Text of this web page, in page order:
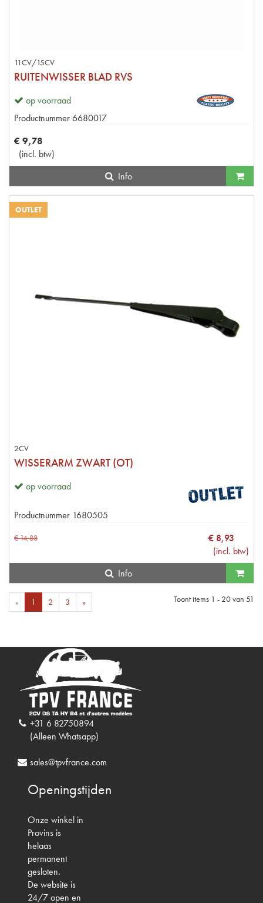
11CV/15CV
RUITENWISSER BLAD RVS
op voorraad
Productnummer 6680017
€ 9,78
(incl. btw)
Info
OUTLET
2CV
WISSERARM ZWART (OT)
op voorraad
Productnummer 1680505
€14,88 € 8,93
(incl. btw)
Info
Toont items 1 - 20van 51
« 1 2 3 »
+31 6 82750894
(Alleen Whatsapp)
sales@tpvfrance.com
Openingstijden
Onze winkel in
Provins is
helaas
permanent
gesloten.
De website is
24/7 open en